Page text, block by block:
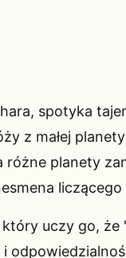
spotyka
z małej
planety
który uczy go,